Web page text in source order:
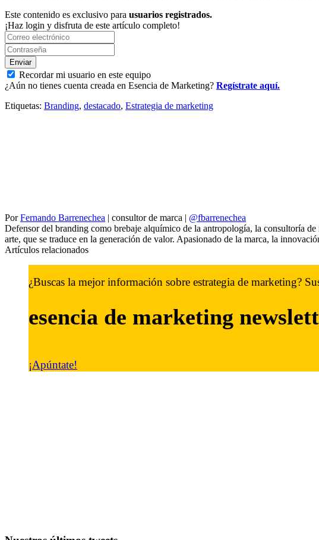
Este contenido es exclusivo para usuarios registrados.
¡Haz login y disfruta de este artículo completo!
Recordar mi usuario en este equipo
¿Aún no tienes cuenta creada en Esencia de Marketing? Regístrate aquí.
Etiquetas: Branding, destacado, Estrategia de marketing
PorFernando Barrenechea | consultor de marca | @fbarrenechea
Defensor del branding como brebaje alquímico de la antropologí­a, la consultorí­a
arte, que se traduce en la generación de valor. Apasionado de la marca, la
Artículos relacionados
¿Buscas la mejor información sobre estrategia de marketing?
esencia de marketing
¡Apúntate!